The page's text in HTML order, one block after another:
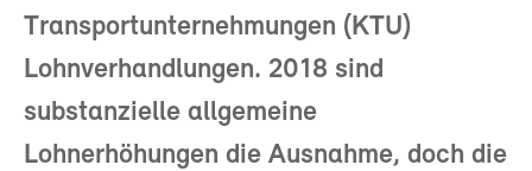
Transportunternehmungen (KTU)
Lohnverhandlungen. 2018 sind
substanzielle allgemeine
Lohnerhöhungen die Ausnahme, doch die